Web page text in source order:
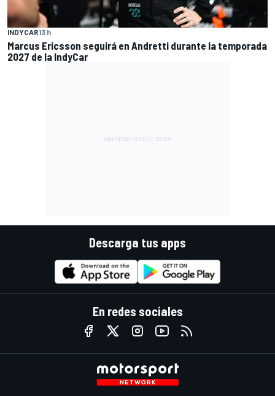
INDYCAR13 h
Marcus Ericsson seguirá en Andretti durante la temporada
2027 de la IndyCar
Descarga tus apps
En redes sociales